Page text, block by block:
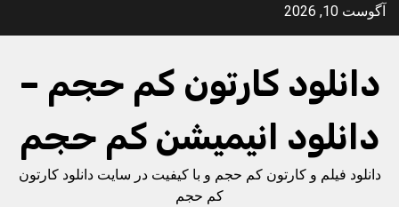
Skipآگوست 10, 2026
دانلود کارتون کم حجم –
دانلود انیمیشن کم حجم
دانلود فیلم و کارتون کم حجم و با کیفیت در سایت دانلود کارتون
کم حجم